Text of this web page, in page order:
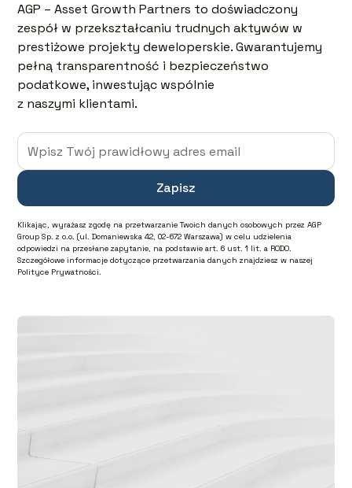
AGP – Asset Growth Partners to doświadczony
zespół w przekształcaniu trudnych aktywów w
prestiżowe projekty deweloperskie. Gwarantujemy
pełną transparentność i bezpieczeństwo
podatkowe, inwestując wspólnie
z naszymi klientami.
Klikając, wyrażasz zgodę na przetwarzanie Twoich danych osobowych przez AGP
Group Sp. z o.o. (ul. Domaniewska 42, 02-672 Warszawa) w celu udzielenia
odpowiedzi na przesłane zapytanie, na podstawie art. 6 ust. 1 lit. a RODO.
Szczegółowe informacje dotyczące przetwarzania danych znajdziesz w naszej
Polityce Prywatności.